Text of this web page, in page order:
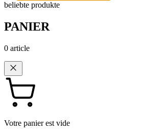
beliebte produkte
PANIER
0 article
Votre panier est vide